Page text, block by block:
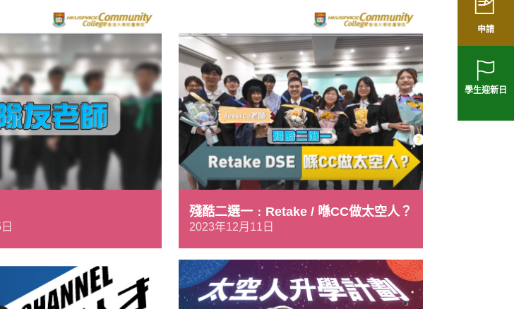
申請
學生迎新日
殘酷二選一﹕Retake / 喺CC做太空人？
2023年12月11日